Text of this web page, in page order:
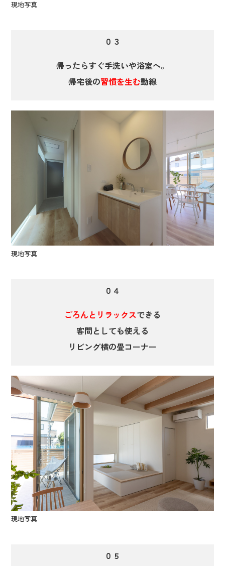
現地写真
０３
帰ったらすぐ手洗いや浴室へ。
帰宅後の習慣を生む動線
現地写真
０４
ごろんとリラックスできる
客間としても使える
リビング横の畳コーナー
現地写真
０５